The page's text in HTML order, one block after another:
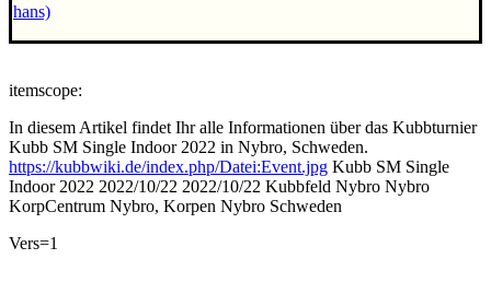
hans)
itemscope:
In diesem Artikel findet Ihr alle Informationen über das Kubbturnier
Kubb SM Single Indoor 2022 in Nybro, Schweden.
https://kubbwiki.de/index.php/Datei:Event.jpg Kubb SM Single
Indoor 2022 2022/10/22 2022/10/22 Kubbfeld Nybro Nybro
KorpCentrum Nybro, Korpen Nybro Schweden
Vers=1